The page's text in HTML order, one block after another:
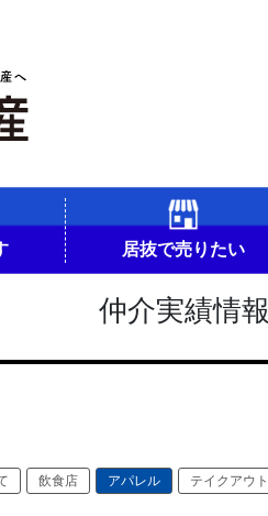
居抜で売りたい
仲介実績情報
飲食店 アパレル テイクアウト